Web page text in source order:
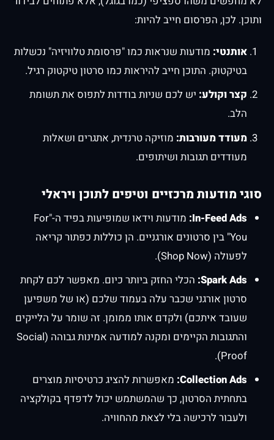
ותוכן. לכן, הפרסום חייב להיות:
אותנטי: מודעות שנראות כמו "פרסומת טלוויזיה" נכשלות
בטיקטוק. התוכן חייב להיראות כמו סרטון טיקטוק רגיל.
קצר וקולע: יש לכם שניות בודדות לתפוס את תשומת
הלב.
מעודד מעורבות: מוזיקה טרנדית, אתגרים ושאלות
מעודדים תגובות ושיתופים.
סוגי מודעות מרכזיים וטיפים לתוכן ויראלי
In-Feed Ads:
מודעות וידאו שמופיעות בפיד ה-"For
You" בין סרטונים אורגניים. הן כוללות כפתור קריאה
לפעולה (Shop Now).
Spark Ads: הכלי החזק ביותר כיום. מאפשר לכם לקחת
סרטון אורגני שכבר עלה בעמוד שלכם (או של משפיען
שעובד איתכם) ולקדם אותו ממומן. זה שומר על הלייקים
והתגובות הקיימים ומקנה למודעה אמינות גבוהה (Social
Proof).
Collection Ads: מאפשרות להציג כרטיסיות מוצרים
בתחתית הסרטון, כך שהמשתמש יכול לדפדף בקולקציה
ולעבור לרכישה בלי לצאת מהחוויה.